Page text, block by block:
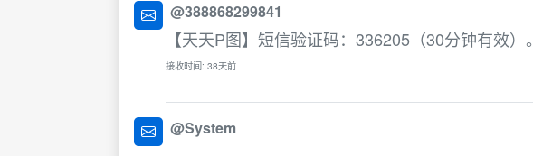
@388868299841
【天天P图】短信验证码：336205（30分钟有效）。
接收时间: 38天前
@System